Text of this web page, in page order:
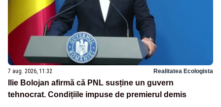
7 aug. 2026, 11:32 Realitatea Ecologista
Ilie Bolojan afirmă că PNL susține un guvern
tehnocrat. Condițiile impuse de premierul demis